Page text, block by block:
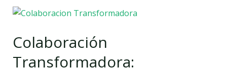
Colaboración
Transformadora:
Colaboración
Mahuampi
se